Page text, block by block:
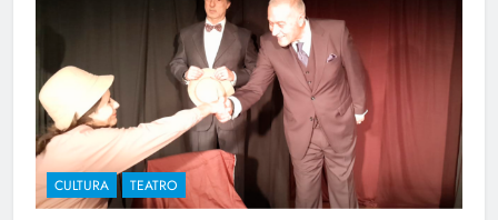
CULTURA TEATRO